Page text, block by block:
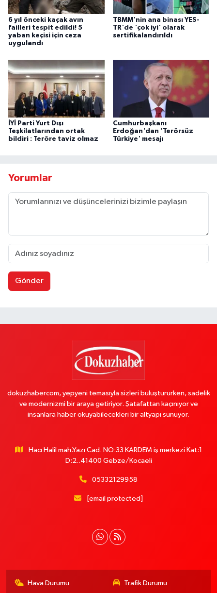
6 yıl önceki kaçak avın
failleri tespit edildi! 5
yaban keçisi için ceza
uygulandı
TBMM'nin ana binası YES-
TR'de 'çok iyi' olarak
sertifikalandırıldı
İYİ Parti Yurt Dışı
Teşkilatlarından ortak
bildiri : Teröre taviz olmaz
Cumhurbaşkanı
Erdoğan'dan 'Terörsüz
Türkiye' mesajı
Yorumlar
Gönder
dokuzhabercom, yepyeni temasıyla sizleri buluştururken, sadelik
ve modernizmi bir araya getiriyor. Şatafattan kaçınıyor ve
insanlara haber okuyabilecekleri bir altyapı sunuyor.
Hacı Halil mah.Yazı Cad. NO:33 KARDEM iş merkezi Kat:1
D:2..41400 Gebze/Kocaeli
05332129958
[email protected]
Hava Durumu Trafik Durumu